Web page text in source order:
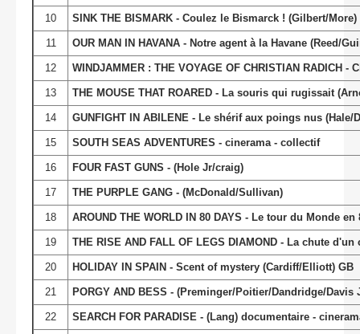
10 SINK THE BISMARK - Coulez le Bismarck ! (Gilbert/More)
11 OUR MAN IN HAVANA - Notre agent à la Havane (Reed/
12 WINDJAMMER : THE VOYAGE OF CHRISTIAN RADICH -
13 THE MOUSE THAT ROARED - La souris qui rugissait
14 GUNFIGHT IN ABILENE - Le shérif aux poings nus (Hale/
15 SOUTH SEAS ADVENTURES - cinerama - collectif
16 FOUR FAST GUNS - (Hole Jr/craig)
17 THE PURPLE GANG - (McDonald/Sullivan)
18 AROUND THE WORLD IN 80 DAYS - Le tour du Monde
19 THE RISE AND FALL OF LEGS DIAMOND - La chute
20 HOLIDAY IN SPAIN - Scent of mystery (Cardiff/Elliott) GB
21 PORGY AND BESS - (Preminger/Poitier/Dandridge/Davis
22 SEARCH FOR PARADISE - (Lang) documentaire -